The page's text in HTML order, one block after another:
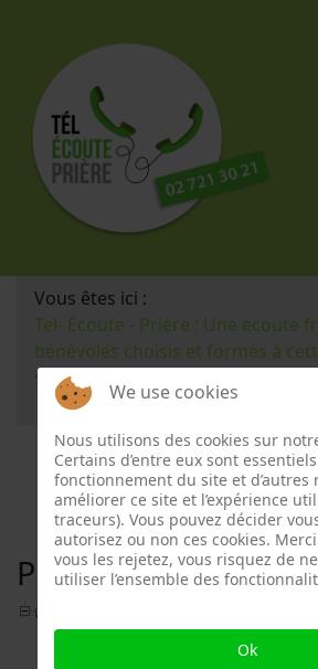
Vous êtes ici :
Tel- Écoute - Prière : Une écoute
bénévoles choisis et formés à
secours de la prière
Plan du site
Plan du site
We use cookies
Nous utilisons des cookies sur
Certains d’entre eux sont
fonctionnement du site et d’autres
améliorer ce site et l’expérience
traceurs). Vous pouvez décider
autorisez ou non ces cookies.
vous les rejetez, vous risquez de
utiliser l’ensemble des
Ok